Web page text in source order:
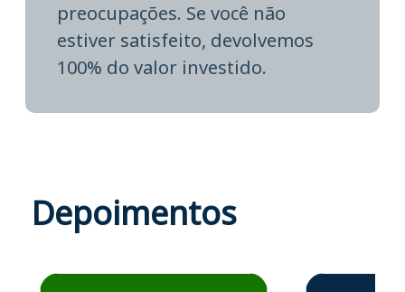
preocupações. Se você não
estiver satisfeito, devolvemos
100% do valor investido.
Depoimentos
Estudante José recomenda o Aprova Concursos emEstudante Elais